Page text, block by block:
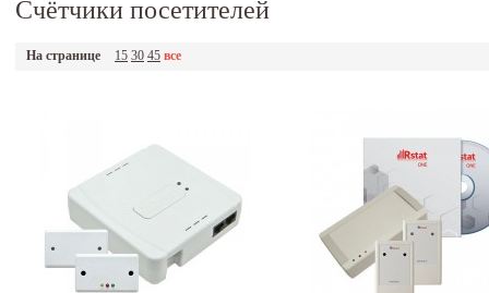
Счётчики посетителей
На странице 15 30 45 все